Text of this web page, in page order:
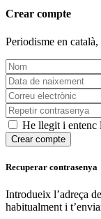
Crear compte
Periodisme en català,
He llegit i entenc
Crear compte
Recuperar contrasenya
Introdueix l’adreça
habitualment i